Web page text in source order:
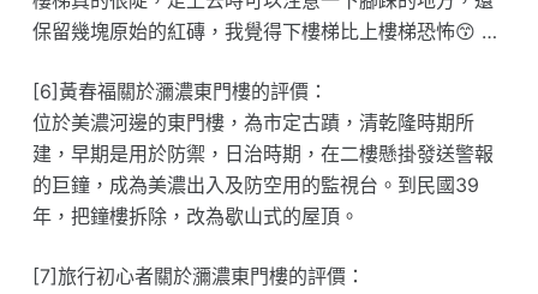
保留幾塊原始的紅磚，我覺得下樓梯比上樓梯恐怖😙 …
[6]黃春福關於瀰濃東門樓的評價：
位於美濃河邊的東門樓，為市定古蹟，清乾隆時期所
建，早期是用於防禦，日治時期，在二樓懸掛發送警報
的巨鐘，成為美濃出入及防空用的監視台。到民國39
年，把鐘樓拆除，改為歇山式的屋頂。
[7]旅行初心者關於瀰濃東門樓的評價：